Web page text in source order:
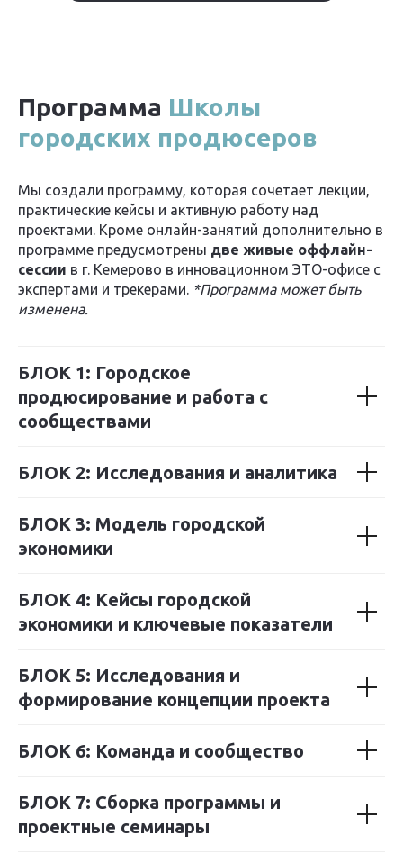
Программа Школы
городских продюсеров
Мы создали программу, которая сочетает лекции,
практические кейсы и активную работу над
проектами. Кроме онлайн-занятий дополнительно в
программе предусмотрены две живые оффлайн-
сессии в г. Кемерово в инновационном ЭТО-офисе с
экспертами и трекерами. *Программа может быть
изменена.
БЛОК 1: Городское
продюсирование и работа с
сообществами
БЛОК 2: Исследования и аналитика
БЛОК 3: Модель городской
экономики
БЛОК 4: Кейсы городской
экономики и ключевые показатели
БЛОК 5: Исследования и
формирование концепции проекта
БЛОК 6: Команда и сообщество
БЛОК 7: Сборка программы и
проектные семинары